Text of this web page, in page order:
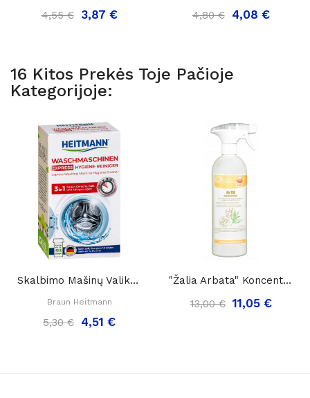
4,55 € 3,87 € 4,80 € 4,08 €
16 Kitos Prekės Toje Pačioje
Kategorijoje:
Skalbimo Mašinų Valiklis HEITMANN EKSPRESS...
Braun Heitmann
5,30 € 4,51 €
"Žalia Arbata" Koncentruotas Oro Gaiviklis...
13,00 € 11,05 €